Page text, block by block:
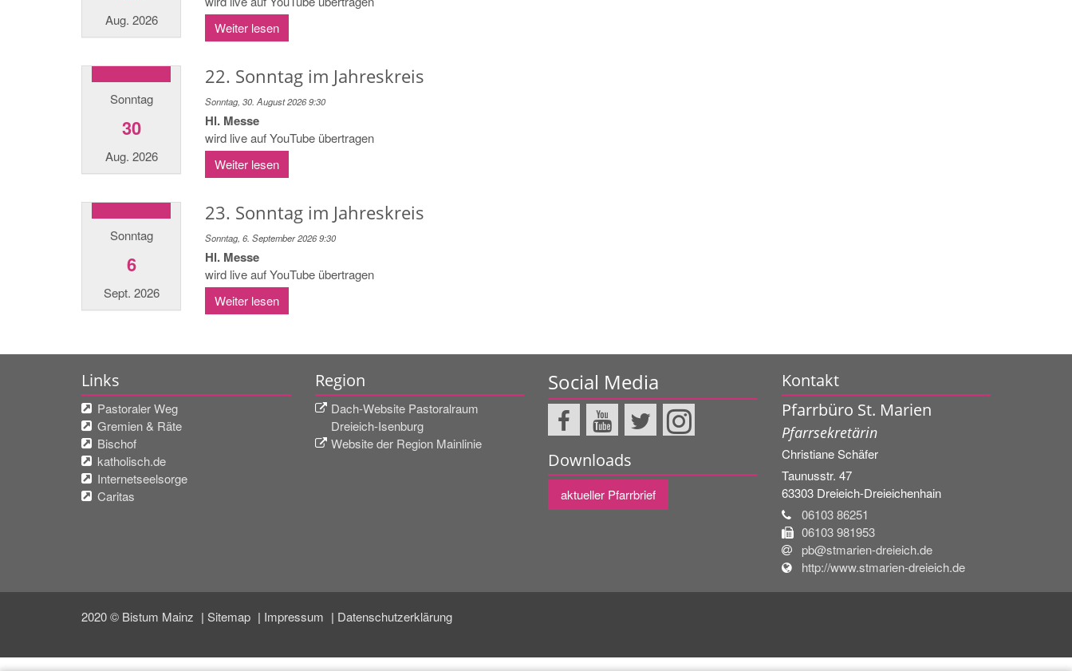
Aug. 2026
Weiter lesen
Sonntag
30
Aug. 2026
22. Sonntag im Jahreskreis
Sonntag, 30. August 2026 9:30
Hl. Messe
wird live auf YouTube übertragen
Weiter lesen
Sonntag
6
Sept. 2026
23. Sonntag im Jahreskreis
Sonntag, 6. September 2026 9:30
Hl. Messe
wird live auf YouTube übertragen
Weiter lesen
Links
Pastoraler Weg
Gremien & Räte
Bischof
katholisch.de
Internetseelsorge
Caritas
Region
Dach-Website Pastoralraum
Dreieich-Isenburg
Website der Region Mainlinie
Social Media
Downloads
aktueller Pfarrbrief
Kontakt
Pfarrbüro St. Marien
Pfarrsekretärin
ChristianeSchäfer
Taunusstr. 47
63303 Dreieich-Dreieichenhain
06103 86251
06103 981953
pb@stmarien-dreieich.de
http://www.stmarien-dreieich.de
2020 © Bistum Mainz Sitemap Impressum Datenschutzerklärung